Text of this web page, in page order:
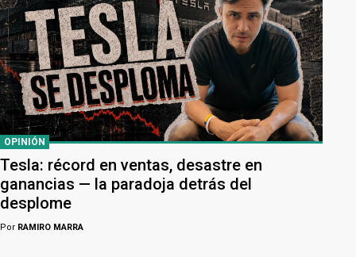
OPINIÓN
Tesla: récord en ventas, desastre en
ganancias — la paradoja detrás del
desplome
Por RAMIRO MARRA